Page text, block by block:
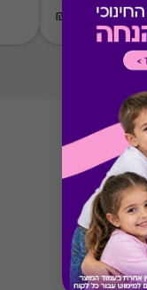
את הגיפט
ספק יחיד,
כרטיס חלופי
כספי בגין
₪20-₪1000